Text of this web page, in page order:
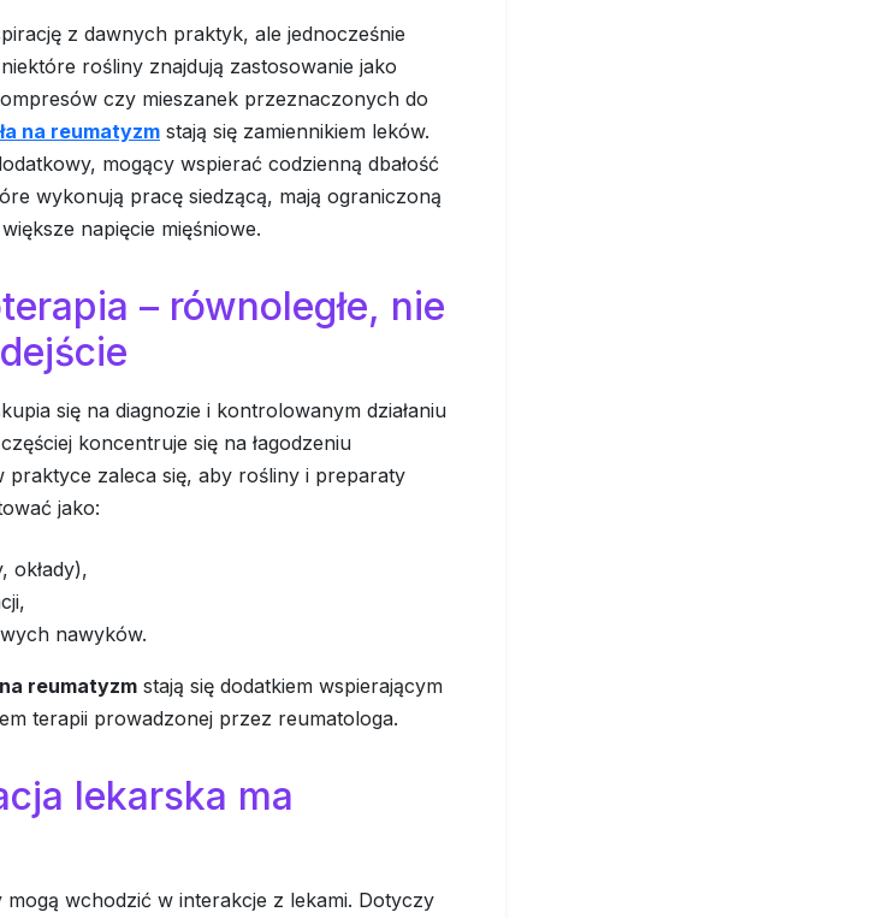
z dawnych praktyk, ale jednocześnie
rośliny znajdują zastosowanie jako
czy mieszanek przeznaczonych do
na reumatyzm stają się zamiennikiem leków.
mogący wspierać codzienną dbałość
wykonują pracę siedzącą, mają ograniczoną
napięcie mięśniowe.
– równoległe, nie
się na diagnozie i kontrolowanym działaniu
koncentruje się na łagodzeniu
zaleca się, aby rośliny i preparaty
jako:
okłady),
nawyków.
na reumatyzm stają się dodatkiem wspierającym
terapii prowadzonej przez reumatologa.
lekarska ma
wchodzić w interakcje z lekami. Dotyczy